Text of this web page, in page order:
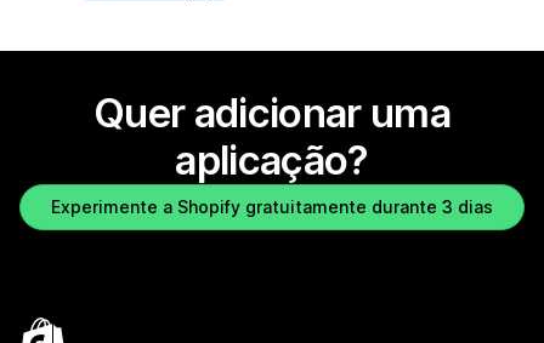
Quer adicionar uma
aplicação?
Experimente a Shopify gratuitamente durante 3 dias